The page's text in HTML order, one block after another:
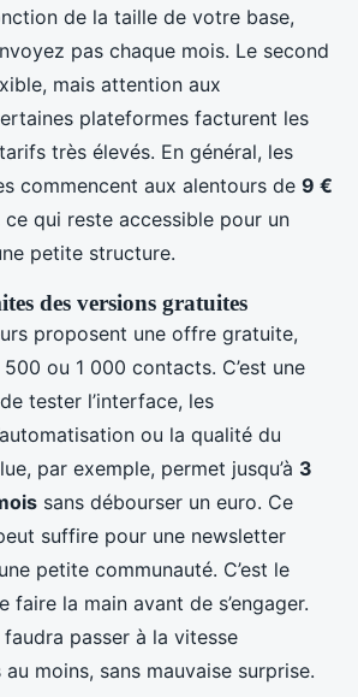
de la taille de votre base,
pas chaque mois. Le second
mais attention aux
plateformes facturent les
très élevés. En général, les
commencent aux alentours de 9 €
ce qui reste accessible pour un
petite structure.
des versions gratuites
proposent une offre gratuite,
ou 1 000 contacts. C’est une
tester l’interface, les
ou la qualité du
par exemple, permet jusqu’à 3
sans débourser un euro. Ce
suffire pour une newsletter
petite communauté. C’est le
faire la main avant de s’engager.
passer à la vitesse
moins, sans mauvaise surprise.